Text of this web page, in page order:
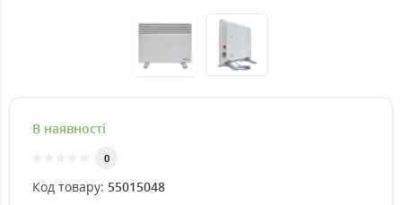
В наявності
0
Код товару: 55015048